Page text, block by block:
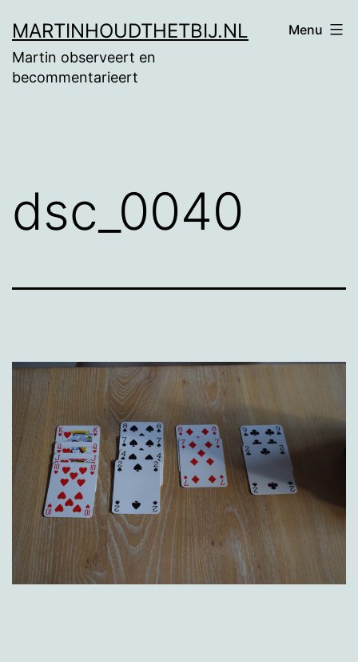
naar
de
MARTINHOUDTHETBIJ.NL
Martin observeert en
becommentarieert
Menu
dsc_0040